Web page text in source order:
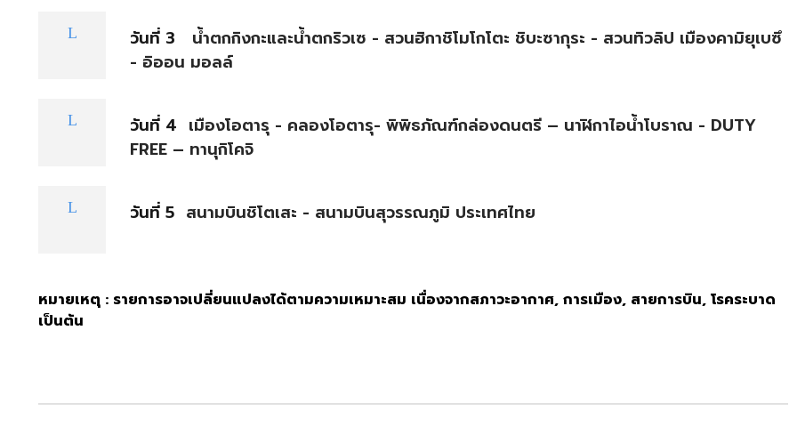
วันที่ 3
น้ำตกกิงกะและน้ำตกริวเซ - สวนฮิกาชิโมโกโตะ ชิบะซากุระ - สวนทิวลิป เมืองคามิยุเบซึ
- อิออน มอลล์
วันที่ 4 เมืองโอตารุ - คลองโอตารุ- พิพิธภัณฑ์กล่องดนตรี – นาฬิกาไอน้ำโบราณ - DUTY
FREE – ทานุกิโคจิ
วันที่ 5 สนามบินชิโตเสะ - สนามบินสุวรรณภูมิ ประเทศไทย
หมายเหตุ : รายการอาจเปลี่ยนแปลงได้ตามความเหมาะสม เนื่องจากสภาวะอากาศ, การเมือง, สายการบิน, โรคระบาด
เป็นต้น